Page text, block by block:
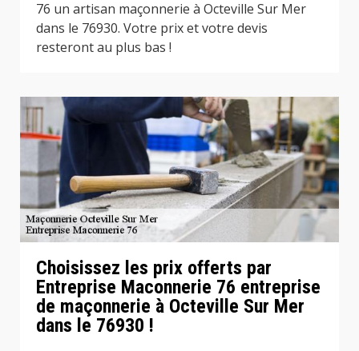
76 un artisan maçonnerie à Octeville Sur Mer
dans le 76930. Votre prix et votre devis
resteront au plus bas !
Choisissez les prix offerts par
Entreprise Maconnerie 76 entreprise
de maçonnerie à Octeville Sur Mer
dans le 76930 !